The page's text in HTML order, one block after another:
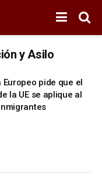
y Asilo
pide que el
la UE se aplique al